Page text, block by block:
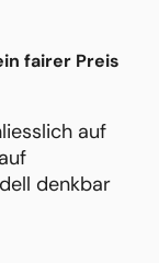
fairer Preis
auf
denkbar